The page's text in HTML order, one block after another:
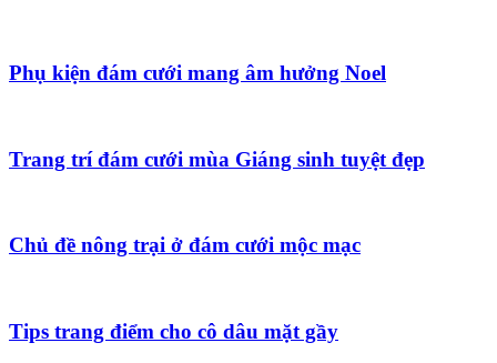
Phụ kiện đám cưới mang âm hưởng Noel
Trang trí đám cưới mùa Giáng sinh tuyệt đẹp
Chủ đề nông trại ở đám cưới mộc mạc
Tips trang điểm cho cô dâu mặt gầy